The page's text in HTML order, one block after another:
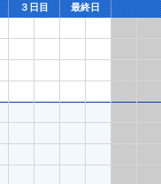
３日目 最終日